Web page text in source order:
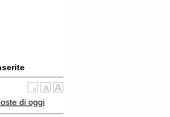
di oggi